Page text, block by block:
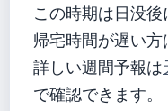
この時期は日没後
帰宅時間が遅い方
詳しい週間予報は
で確認できます。